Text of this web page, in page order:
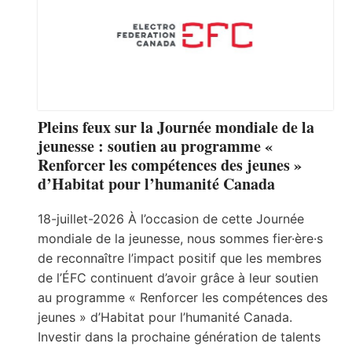
Pleins feux sur la Journée mondiale de la
jeunesse : soutien au programme «
Renforcer les compétences des jeunes »
d’Habitat pour l’humanité Canada
18-juillet-2026 À l’occasion de cette Journée
mondiale de la jeunesse, nous sommes fier·ère·s
de reconnaître l’impact positif que les membres
de l’ÉFC continuent d’avoir grâce à leur soutien
au programme « Renforcer les compétences des
jeunes » d’Habitat pour l’humanité Canada.
Investir dans la prochaine génération de talents